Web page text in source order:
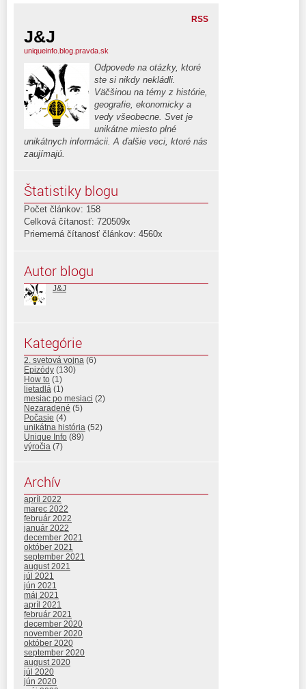
RSS
J&J
uniqueinfo.blog.pravda.sk
Odpovede na otázky, ktoré
ste si nikdy nekládli.
Väčšinou na témy z histórie,
geografie, ekonomicky a
vedy všeobecne. Svet je
unikátne miesto plné
unikátnych informácii. A ďalšie veci, ktoré nás
zaujímajú.
Štatistiky blogu
Počet článkov: 158
Celková čítanosť: 720509x
Priemerná čítanosť článkov: 4560x
Autor blogu
J&J
Kategórie
2. svetová vojna (6)
Epizódy (130)
How to (1)
lietadlá (1)
mesiac po mesiaci (2)
Nezaradené (5)
Počasie (4)
unikátna história (52)
Unique Info (89)
výročia (7)
Archív
apríl 2022
marec 2022
február 2022
január 2022
december 2021
október 2021
september 2021
august 2021
júl 2021
jún 2021
máj 2021
apríl 2021
február 2021
december 2020
november 2020
október 2020
september 2020
august 2020
júl 2020
jún 2020